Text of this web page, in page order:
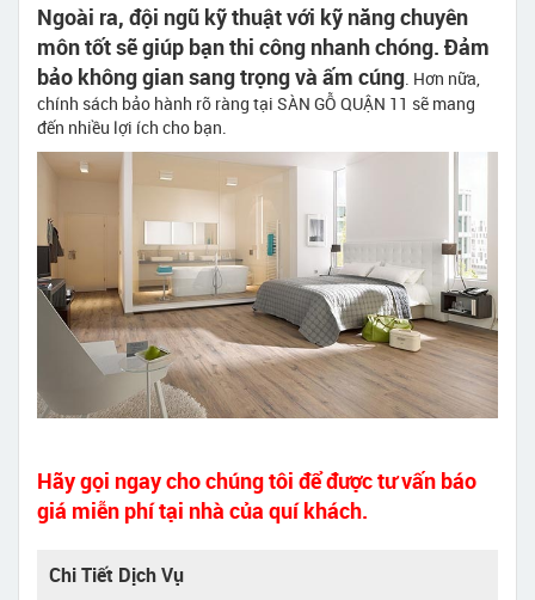
Ngoài ra, đội ngũ kỹ thuật với kỹ năng chuyên
môn tốt sẽ giúp bạn thi công nhanh chóng. Đảm
bảo không gian sang trọng và ấm cúng. Hơn nữa,
chính sách bảo hành rõ ràng tại SÀN GỖ QUẬN 11 sẽ mang
đến nhiều lợi ích cho bạn.
Hãy gọi ngay cho chúng tôi để được tư vấn báo
giá miễn phí tại nhà của quí khách.
Chi Tiết Dịch Vụ